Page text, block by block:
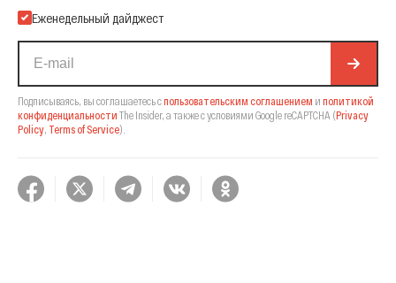
Еженедельный дайджест
Подписываясь, вы соглашаетесь спользовательским соглашением и политикой
конфиденциальности The Insider, а также с условиями Google reCAPTCHA (Privacy
Policy, Terms of Service).